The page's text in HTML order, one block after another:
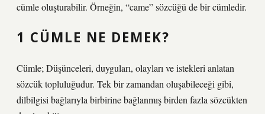
cümle oluşturabilir. Örneğin, “came” sözcüğü de bir cümledir.
1 CÜMLE NE DEMEK?
Cümle; Düşünceleri, duyguları, olayları ve istekleri anlatan
sözcük topluluğudur. Tek bir zamandan oluşabileceği gibi,
dilbilgisi bağlarıyla birbirine bağlanmış birden fazla sözcükten